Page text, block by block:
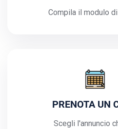
Compila il modulo
PRENOTA UN
Scegli l'annuncio